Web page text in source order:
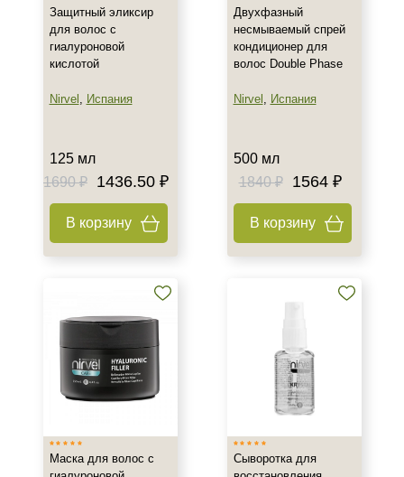
Кератин
Показать еще
Подборки
Рост волос и алопеция
Защитный эликсир
для волос с
гиалуроновой
кислотой
Nirvel , Испания
125 мл
1690 ₽
1436.50 ₽
В корзину
Двухфазный
несмываемый спрей
кондиционер для
волос Double Phase
Nirvel , Испания
500 мл
1840 ₽
1564 ₽
В корзину
Маска для волос с
Сыворотка для